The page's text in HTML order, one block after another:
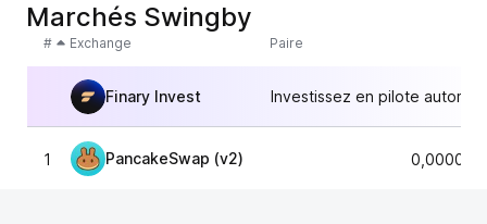
Marchés Swingby
# Exchange Paire
Finary Invest Investissez en pilote
1 PancakeSwap (v2)